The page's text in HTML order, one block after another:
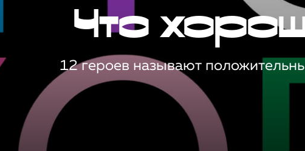
Что
12 героев называют